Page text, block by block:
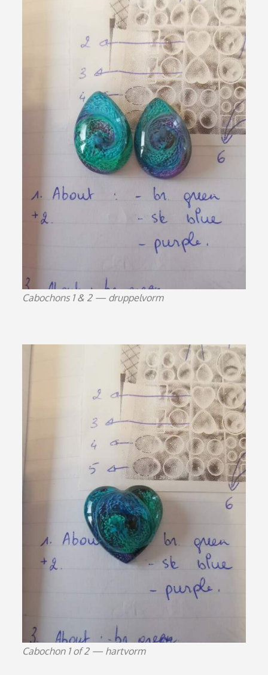
Cabochons 1 & 2 — druppelvorm
Cabochon 1 of 2 — hartvorm